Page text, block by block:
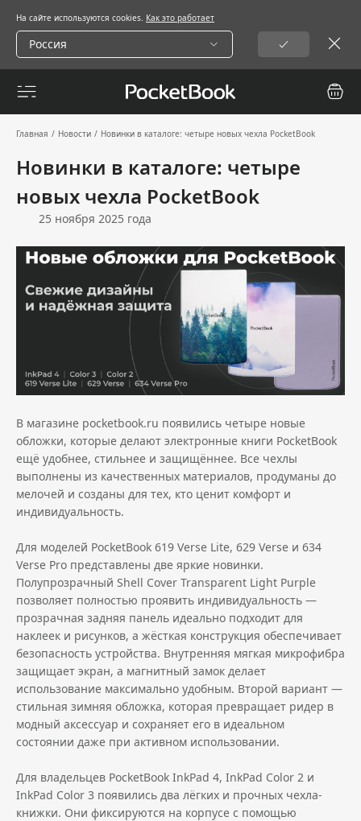
На сайте используются cookies. Как это работает
Россия
Главная / Новости / Новинки в каталоге: четыре новых чехла PocketBook
Новинки в каталоге: четыре
новых чехла PocketBook
25 ноября 2025 года
В магазине pocketbook.ru появились четыре новые
обложки, которые делают электронные книги PocketBook
ещё удобнее, стильнее и защищённее. Все чехлы
выполнены из качественных материалов, продуманы до
мелочей и созданы для тех, кто ценит комфорт и
индивидуальность.
Для моделей PocketBook 619 Verse Lite, 629 Verse и 634
Verse Pro представлены две яркие новинки.
Полупрозрачный Shell Cover Transparent Light Purple
позволяет полностью проявить индивидуальность —
прозрачная задняя панель идеально подходит для
наклеек и рисунков, а жёсткая конструкция обеспечивает
безопасность устройства. Внутренняя мягкая микрофибра
защищает экран, а магнитный замок делает
использование максимально удобным. Второй вариант —
стильная зимняя обложка, которая превращает ридер в
модный аксессуар и сохраняет его в идеальном
состоянии даже при активном использовании.
Для владельцев PocketBook InkPad 4, InkPad Color 2 и
InkPad Color 3 появились два лёгких и прочных чехла-
книжки. Они фиксируются на корпусе с помощью